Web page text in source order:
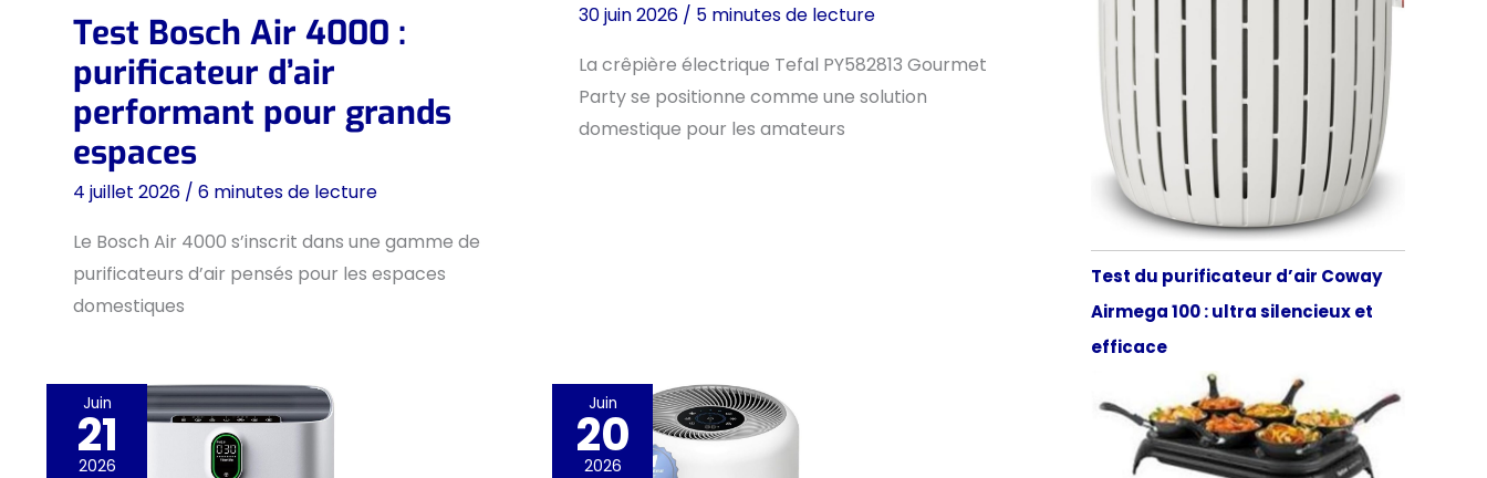
Test Bosch Air 4000 :
purificateur d’air
performant pour grands
espaces
4 juillet 2026 / 6 minutes de lecture
Le Bosch Air 4000 s’inscrit dans une gamme de
purificateurs d’air pensés pour les espaces
domestiques
30 juin 2026 / 5 minutes de lecture
La crêpière électrique Tefal PY582813 Gourmet
Party se positionne comme une solution
domestique pour les amateurs
Juin
21
2026
Juin
20
2026
Test du purificateur d’air Coway
Airmega 100 : ultra silencieux et
efficace